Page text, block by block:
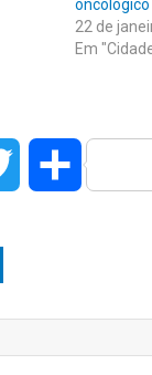
oncológico
22 de
Em
Twitter Share